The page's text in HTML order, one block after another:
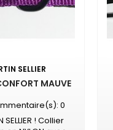
SELLIER
MAUVE
0
! Collier